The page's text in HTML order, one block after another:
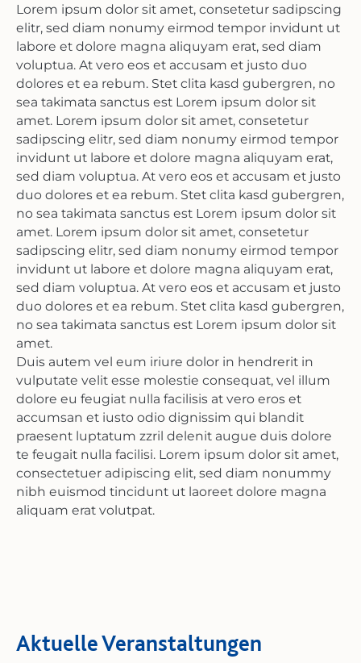
Lorem ipsum dolor sit amet, consetetur sadipscing
elitr, sed diam nonumy eirmod tempor invidunt ut
labore et dolore magna aliquyam erat, sed diam
voluptua. At vero eos et accusam et justo duo
dolores et ea rebum. Stet clita kasd gubergren, no
sea takimata sanctus est Lorem ipsum dolor sit
amet. Lorem ipsum dolor sit amet, consetetur
sadipscing elitr, sed diam nonumy eirmod tempor
invidunt ut labore et dolore magna aliquyam erat,
sed diam voluptua. At vero eos et accusam et justo
duo dolores et ea rebum. Stet clita kasd gubergren,
no sea takimata sanctus est Lorem ipsum dolor sit
amet. Lorem ipsum dolor sit amet, consetetur
sadipscing elitr, sed diam nonumy eirmod tempor
invidunt ut labore et dolore magna aliquyam erat,
sed diam voluptua. At vero eos et accusam et justo
duo dolores et ea rebum. Stet clita kasd gubergren,
no sea takimata sanctus est Lorem ipsum dolor sit
amet.
Duis autem vel eum iriure dolor in hendrerit in
vulputate velit esse molestie consequat, vel illum
dolore eu feugiat nulla facilisis at vero eros et
accumsan et iusto odio dignissim qui blandit
praesent luptatum zzril delenit augue duis dolore
te feugait nulla facilisi. Lorem ipsum dolor sit amet,
consectetuer adipiscing elit, sed diam nonummy
nibh euismod tincidunt ut laoreet dolore magna
aliquam erat volutpat.
Aktuelle Veranstaltungen